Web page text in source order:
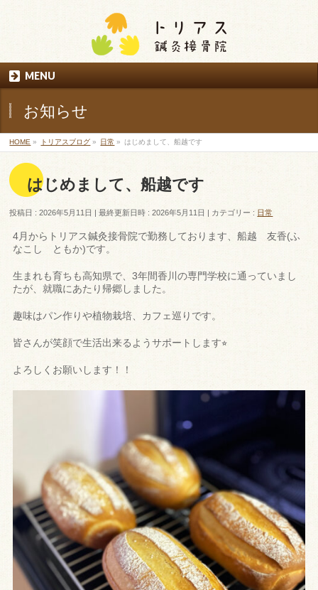
MENU
お知らせ
HOME » トリアスブログ » 日常 » はじめまして、船越です
はじめまして、船越です
投稿日 : 2026年5月11日 最終更新日時 : 2026年5月11日 カテゴリー : 日常
4月からトリアス鍼灸接骨院で勤務しております、船越 友香(ふ
なこし ともか)です。
生まれも育ちも高知県で、3年間香川の専門学校に通っていまし
たが、就職にあたり帰郷しました。
趣味はパン作りや植物栽培、カフェ巡りです。
皆さんが笑顔で生活出来るようサポートします⭐︎
よろしくお願いします！！